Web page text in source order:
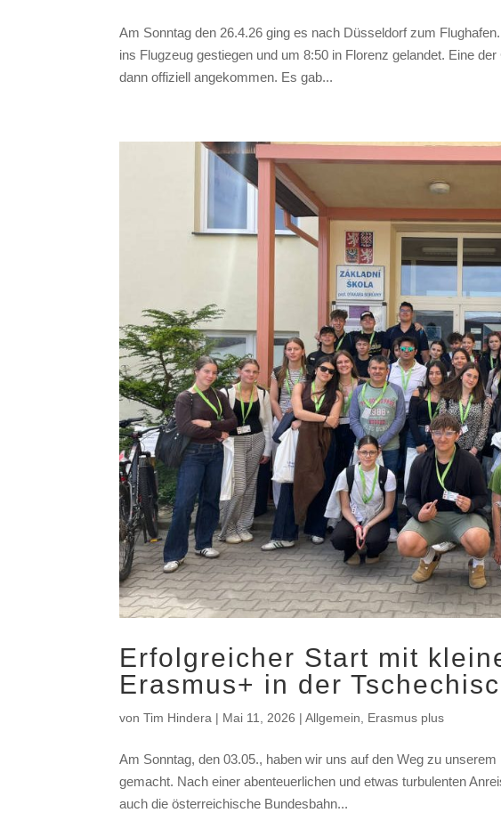
Am Sonntag den 26.4.26 ging es nach Düsseldorf zum
ins Flugzeug gestiegen und um 8:50 in Florenz gelandet. Eine
dann offiziell angekommen. Es gab...
Erfolgreicher Start mit
Erasmus+ in der
vonTim Hindera | Mai 11, 2026 |Allgemein Erasmus plus
Am Sonntag, den 03.05., haben wir uns auf den Weg zu
gemacht. Nach einer abenteuerlichen und etwas turbulenten
auch die österreichische Bundesbahn...